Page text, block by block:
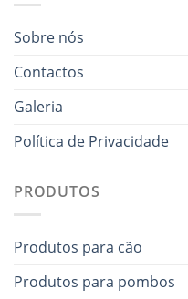
Sobre nós
Contactos
Galeria
Política de Privacidade
PRODUTOS
Produtos para cão
Produtos para pombos